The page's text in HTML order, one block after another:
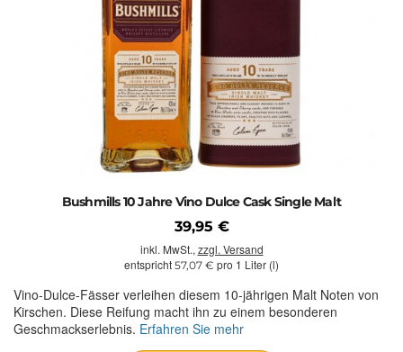
Bushmills 10 Jahre Vino Dulce Cask Single Malt
39,95 €
inkl. MwSt., zzgl. Versand
entspricht 57,07 € pro 1 Liter (l)
Vino-Dulce-Fässer verleihen diesem 10-jährigen Malt Noten von
Kirschen. Diese Reifung macht ihn zu einem besonderen
Geschmackserlebnis. Erfahren Sie mehr